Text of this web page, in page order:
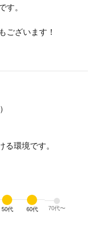
す。
ございます！
る環境です。
50代 60代 70代〜